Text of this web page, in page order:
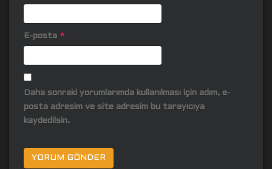
E-posta *
Daha sonraki yorumlarımda kullanılması için adım, e-
posta adresim ve site adresim bu tarayıcıya
kaydedilsin.